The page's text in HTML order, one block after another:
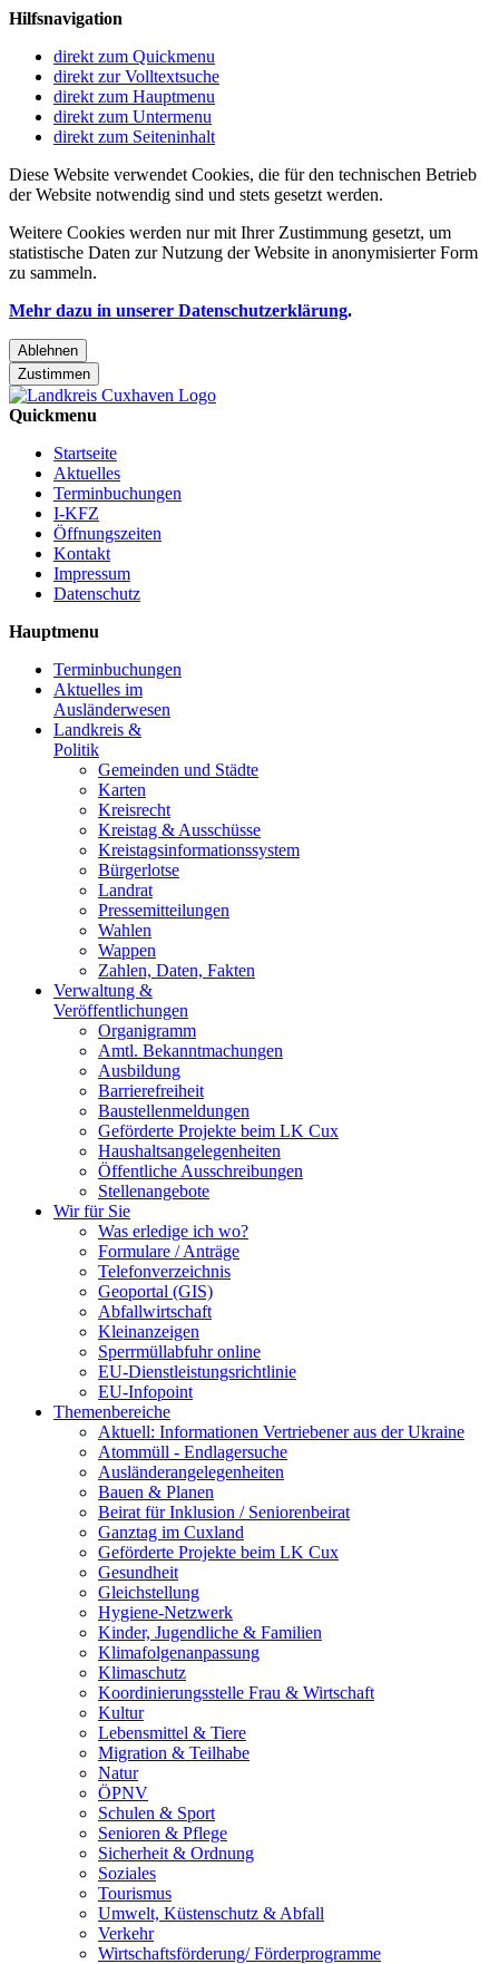
Hilfsnavigation
direkt zum Quickmenu
direkt zur Volltextsuche
direkt zum Hauptmenu
direkt zum Untermenu
direkt zum Seiteninhalt
Diese Website verwendet Cookies, die für den technischen Betrieb
der Website notwendig sind und stets gesetzt werden.
Weitere Cookies werden nur mit Ihrer Zustimmung gesetzt, um
statistische Daten zur Nutzung der Website in anonymisierter Form
zu sammeln.
Mehr dazu in unserer Datenschutzerklärung.
Ablehnen
Zustimmen
Quickmenu
Startseite
Aktuelles
Terminbuchungen
I-KFZ
Öffnungszeiten
Kontakt
Impressum
Datenschutz
Hauptmenu
Terminbuchungen
Aktuelles im
Ausländerwesen
Landkreis &
Politik
Gemeinden und Städte
Karten
Kreisrecht
Kreistag & Ausschüsse
Kreistagsinformationssystem
Bürgerlotse
Landrat
Pressemitteilungen
Wahlen
Wappen
Zahlen, Daten, Fakten
Verwaltung &
Veröffentlichungen
Organigramm
Amtl. Bekanntmachungen
Ausbildung
Barrierefreiheit
Baustellenmeldungen
Geförderte Projekte beim LK Cux
Haushaltsangelegenheiten
Öffentliche Ausschreibungen
Stellenangebote
Wir für Sie
Was erledige ich wo?
Formulare / Anträge
Telefonverzeichnis
Geoportal (GIS)
Abfallwirtschaft
Kleinanzeigen
Sperrmüllabfuhr online
EU-Dienstleistungsrichtlinie
EU-Infopoint
Themenbereiche
Aktuell: Informationen Vertriebener aus der Ukraine
Atommüll - Endlagersuche
Ausländerangelegenheiten
Bauen & Planen
Beirat für Inklusion / Seniorenbeirat
Ganztag im Cuxland
Geförderte Projekte beim LK Cux
Gesundheit
Gleichstellung
Hygiene-Netzwerk
Kinder, Jugendliche & Familien
Klimafolgenanpassung
Klimaschutz
Koordinierungsstelle Frau & Wirtschaft
Kultur
Lebensmittel & Tiere
Migration & Teilhabe
Natur
ÖPNV
Schulen & Sport
Senioren & Pflege
Sicherheit & Ordnung
Soziales
Tourismus
Umwelt, Küstenschutz & Abfall
Verkehr
Wirtschaftsförderung/ Förderprogramme